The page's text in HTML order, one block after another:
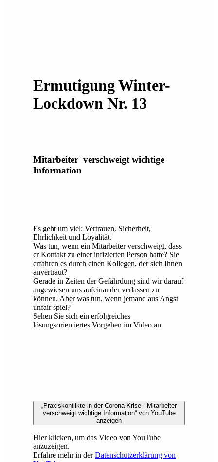
Ermutigung Winter-
Lockdown Nr. 13
Mitarbeiter verschweigt wichtige
Information
Es geht um viel: Vertrauen, Sicherheit,
Ehrlichkeit und Loyalität.
Was tun, wenn ein Mitarbeiter verschweigt, dass
er Kontakt zu einer infizierten Person hatte? Sie
erfahren es durch einen Kollegen, der sich Ihnen
anvertraut?
Gerade in Zeiten der Gefährdung sind wir darauf
angewiesen uns aufeinander verlassen zu
können. Aber was tun, wenn jemand aus Angst
unfair spiel?
Sehen Sie sich ein erfolgreiches
lösungsorientiertes Vorgehen im Video an.
„Praxiskonflikte in der Corona-Krise - Mitarbeiter
verschweigt wichtige Information“ von YouTube
anzeigen
Hier klicken, um das Video von YouTube
anzuzeigen.
Erfahre mehr in derDatenschutzerklärung von